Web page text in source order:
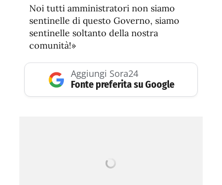
Noi tutti amministratori non siamo
sentinelle di questo Governo, siamo
sentinelle soltanto della nostra
comunità!»
Aggiungi Sora24
Fonte preferita su Google